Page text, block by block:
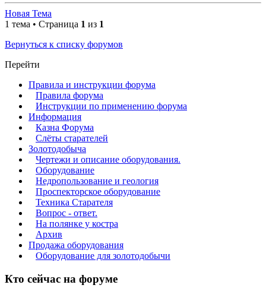
Новая Тема
1 тема • Страница 1 из 1
Вернуться к списку форумов
Перейти
Правила и инструкции форума
Правила форума
Инструкции по применению форума
Информация
Казна Форума
Слёты старателей
Золотодобыча
Чертежи и описание оборудования.
Оборудование
Недропользование и геология
Проспекторское оборудование
Техника Старателя
Вопрос - ответ.
На полянке у костра
Архив
Продажа оборудования
Оборудование для золотодобычи
Кто сейчас на форуме